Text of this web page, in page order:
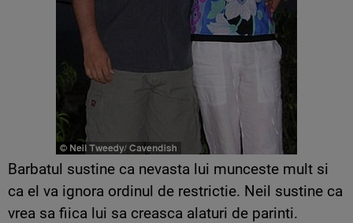
Barbatul sustine ca nevasta lui munceste mult si
ca el va ignora ordinul de restrictie. Neil sustine ca
vrea sa fiica lui sa creasca alaturi de parinti.